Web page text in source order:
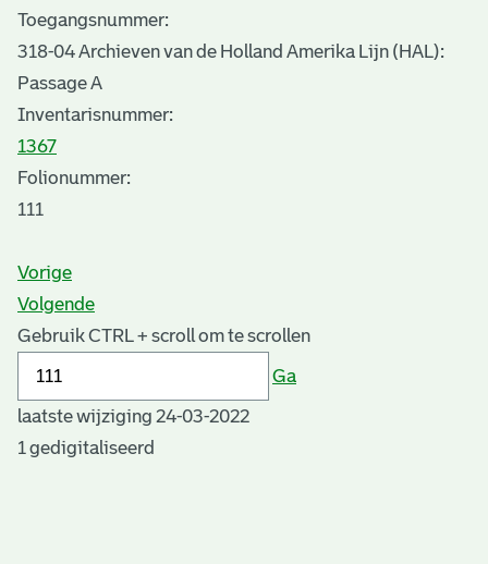
Toegangsnummer:
318-04 Archieven van de Holland Amerika Lijn (HAL):
Passage A
Inventarisnummer:
1367
Folionummer:
111
Vorige
Volgende
Gebruik CTRL + scroll om te scrollen
Ga
laatste wijziging 24-03-2022
1 gedigitaliseerd